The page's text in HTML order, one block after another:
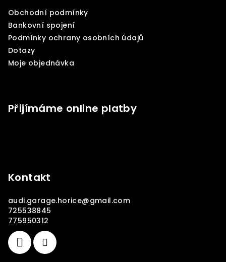
Obchodní podmínky
Bankovní spojení
Podmínky ochrany osobních údajů
Dotazy
Moje objednávka
Přijímáme online platby
Kontakt
audi.garage.horice@gmail.com
725538845
775950312